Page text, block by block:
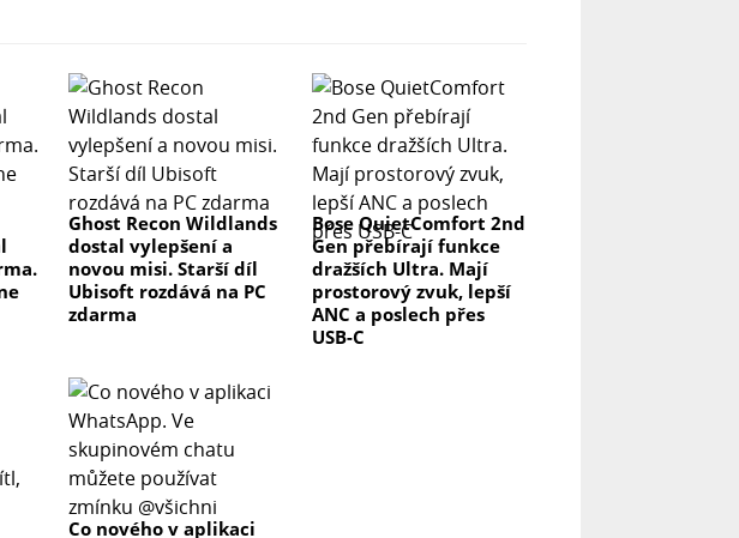
Ghost Recon Wildlands
dostal vylepšení a
novou misi. Starší díl
Ubisoft rozdává na PC
zdarma
Bose QuietComfort 2nd
Gen přebírají funkce
dražších Ultra. Mají
prostorový zvuk, lepší
ANC a poslech přes
USB-C
Co nového v aplikaci